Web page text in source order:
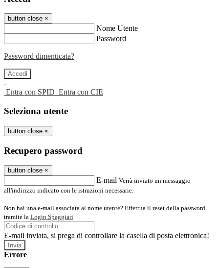
button close ×
Nome Utente
Password
Password dimenticata?
-
Entra con SPID Entra con CIE
Seleziona utente
button close ×
Recupero password
button close ×
E-mail Verrà inviato un messaggio
all'indirizzo indicato con le istruzioni necessarie.
Non hai una e-mail associata al nome utente? Effettua il reset della password
tramite la Login Spaggiari
E-mail inviata, si prega di controllare la casella di posta elettronica!
Errore